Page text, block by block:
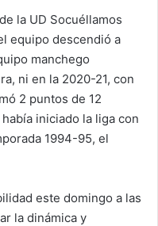
la UD Socuéllamos
equipo descendió a
manchego
ni en la 2020-21, con
2 puntos de 12
iniciado la liga con
1994-95, el
este domingo a las
la dinámica y